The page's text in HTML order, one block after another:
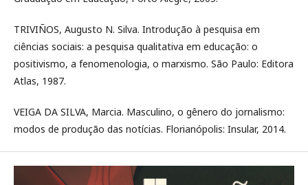
TRIVIÑOS, Augusto N. Silva. Introdução à pesquisa em
ciências sociais: a pesquisa qualitativa em educação: o
positivismo, a fenomenologia, o marxismo. São Paulo: Editora
Atlas, 1987.
VEIGA DA SILVA, Marcia. Masculino, o gênero do jornalismo:
modos de produção das notícias. Florianópolis: Insular, 2014.